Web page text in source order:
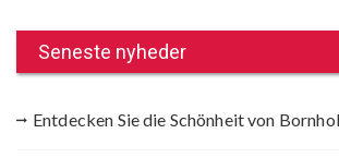
Seneste nyheder
Entdecken Sie die Schönheit von